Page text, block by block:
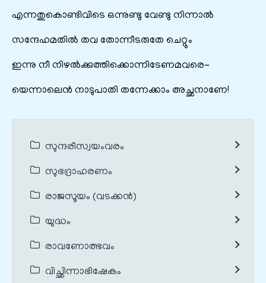
എന്നതുകൊണ്ടിവിടെ ഒന്നുണ്ടു വേണ്ടു നിന്നാൽ
സന്ദേഹമതിൽ തവ തോന്നീടരുതേ ചെറ്റും
ഇന്നു നീ നിഴൽക്കുത്തിക്കൊന്നിടേണമവരെ-
യെന്നാലെൻ നാടുപാതി തന്നേക്കാം അച്ഛനാണേ!
സുന്ദരീസ്വയംവരം
സുഭദ്രാഹരണം
രാജസൂയം (വടക്കൻ)
യുദ്ധം
രാവണോത്ഭവം
വിച്ഛിന്നാഭിഷേകം